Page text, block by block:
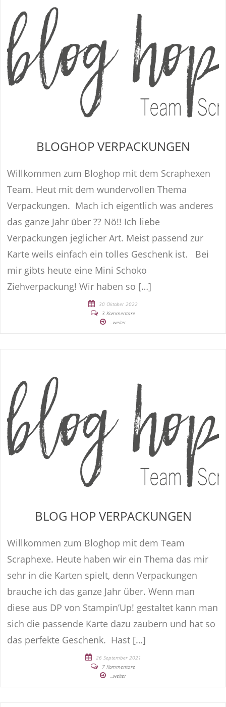
BLOGHOP VERPACKUNGEN
Willkommen zum Bloghop mit dem Scraphexen
Team. Heut mit dem wundervollen Thema
Verpackungen. Mach ich eigentlich was anderes
das ganze Jahr über ?? Nö!! Ich liebe
Verpackungen jeglicher Art. Meist passend zur
Karte weils einfach ein tolles Geschenk ist. Bei
mir gibts heute eine Mini Schoko
Ziehverpackung! Wir haben so […]
30 Oktober 2022
3 Kommentare
...weiter
BLOG HOP VERPACKUNGEN
Willkommen zum Bloghop mit dem Team
Scraphexe. Heute haben wir ein Thema das mir
sehr in die Karten spielt, denn Verpackungen
brauche ich das ganze Jahr über. Wenn man
diese aus DP von Stampin’Up! gestaltet kann man
sich die passende Karte dazu zaubern und hat so
das perfekte Geschenk. Hast […]
26 September 2021
7 Kommentare
...weiter